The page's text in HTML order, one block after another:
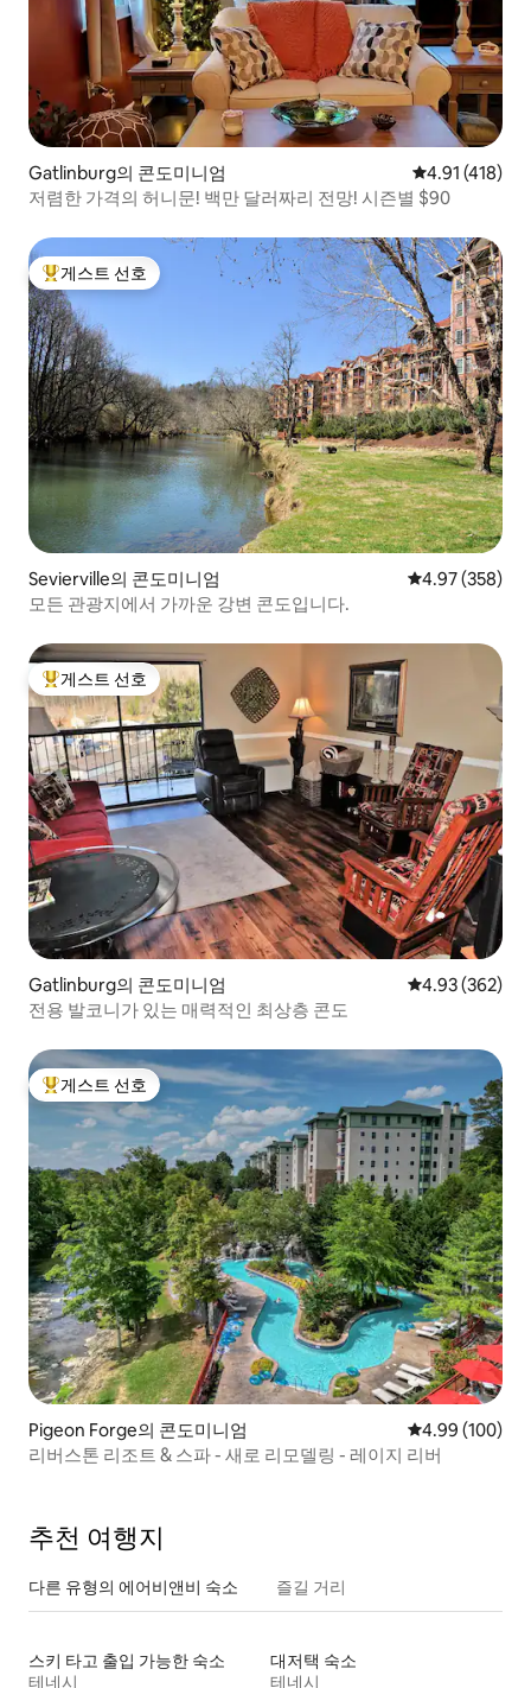
Gatlinburg의 콘도미니엄 평점 4.91점(5
4.91 (418)
저렴한 가격의 허니문! 백만 달러짜리 전망! 시즌별 $90
상위 게스트 선호
게스트 선호
Sevierville의 콘도미니엄 평점 4.97점(5
4.97 (358)
모든 관광지에서 가까운 강변 콘도입니다.
상위 게스트 선호
게스트 선호
Gatlinburg의 콘도미니엄 평점 4.93점(5
4.93 (362)
전용 발코니가 있는 매력적인 최상층 콘도
상위 게스트 선호
게스트 선호
Pigeon Forge의 콘도미니엄 평점 4.99점(5
4.99 (100)
리버스톤 리조트 & 스파 - 새로 리모델링 - 레이지 리버
추천 여행지
다른 유형의 에어비앤비 숙소 즐길 거리
스키 타고 출입 가능한 숙소
테네시
대저택 숙소
테네시